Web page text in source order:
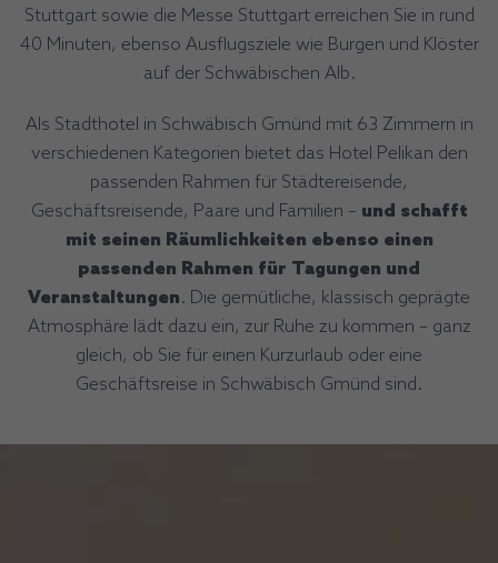
Stuttgart sowie die Messe Stuttgart erreichen Sie in rund
40 Minuten, ebenso Ausflugsziele wie Burgen und Klöster
auf der Schwäbischen Alb.
Als Stadthotel in Schwäbisch Gmünd mit 63 Zimmern in
verschiedenen Kategorien bietet das Hotel Pelikan den
passenden Rahmen für Städtereisende,
Geschäftsreisende, Paare und Familien – und schafft
mit seinen Räumlichkeiten ebenso einen
passenden Rahmen für Tagungen und
Veranstaltungen. Die gemütliche, klassisch geprägte
Atmosphäre lädt dazu ein, zur Ruhe zu kommen – ganz
gleich, ob Sie für einen Kurzurlaub oder eine
Geschäftsreise in Schwäbisch Gmünd sind.